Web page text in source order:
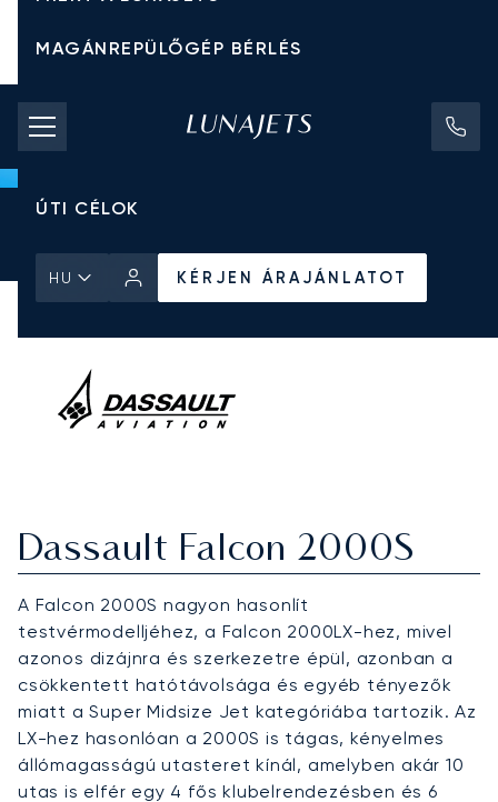
MAGÁNREPÜLŐGÉP BÉRLÉS
CHARTER ÁRAK
MAGÁNREPÜLŐGÉPEK
ÚTI CÉLOK
HU KÉRJEN ÁRAJÁNLATOT
Dassault Falcon 2000S
A Falcon 2000S nagyon hasonlít
testvérmodelljéhez, a Falcon 2000LX-hez, mivel
azonos dizájnra és szerkezetre épül, azonban a
csökkentett hatótávolsága és egyéb tényezők
miatt a Super Midsize Jet kategóriába tartozik. Az
LX-hez hasonlóan a 2000S is tágas, kényelmes
állómagasságú utasteret kínál, amelyben akár 10
utas is elfér egy 4 fős klubelrendezésben és 6